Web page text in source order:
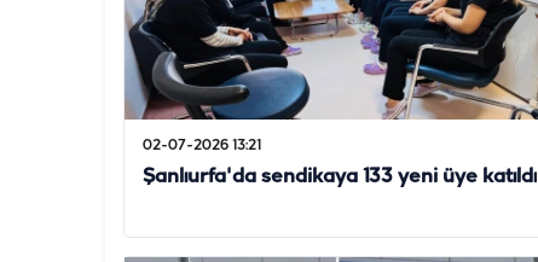
02-07-2026 13:21
Şanlıurfa'da sendikaya 133 yeni üye katıldı